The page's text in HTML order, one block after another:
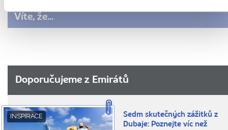
Víte, že...
Doporučujeme z Emirátů
INSPIRACE
Sedm skutečných zážitků z
Dubaje: Poznejte víc než